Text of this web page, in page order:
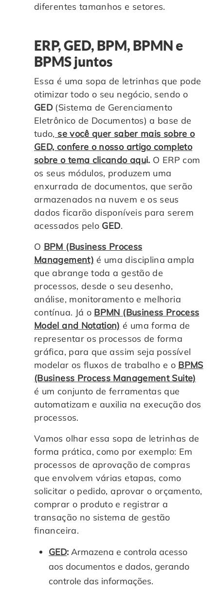
diferentes tamanhos e setores.
ERP, GED, BPM, BPMN e
BPMS juntos
Essa é uma sopa de letrinhas que pode
otimizar todo o seu negócio, sendo o
GED (Sistema de Gerenciamento
Eletrônico de Documentos) a base de
tudo, se você quer saber mais sobre o
GED, confere o nosso artigo completo
sobre o tema clicando aqui. O ERP com
os seus módulos, produzem uma
enxurrada de documentos, que serão
armazenados na nuvem e os seus
dados ficarão disponíveis para serem
acessados pelo GED.
O BPM (Business Process
Management) é uma disciplina ampla
que abrange toda a gestão de
processos, desde o seu desenho,
análise, monitoramento e melhoria
contínua. Já o BPMN (Business Process
Model and Notation) é uma forma de
representar os processos de forma
gráfica, para que assim seja possível
modelar os fluxos de trabalho e o BPMS
(Business Process Management Suite)
é um conjunto de ferramentas que
automatizam e auxilia na execução dos
processos.
Vamos olhar essa sopa de letrinhas de
forma prática, como por exemplo: Em
processos de aprovação de compras
que envolvem várias etapas, como
solicitar o pedido, aprovar o orçamento,
comprar o produto e registrar a
transação no sistema de gestão
financeira.
GED: Armazena e controla acesso
aos documentos e dados, gerando
controle das informações.